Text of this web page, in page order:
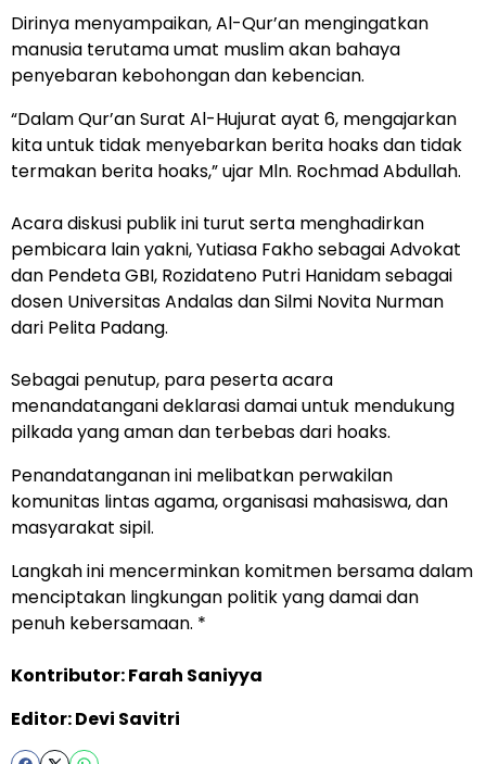
Dirinya menyampaikan, Al-Qur’an mengingatkan
manusia terutama umat muslim akan bahaya
penyebaran kebohongan dan kebencian.
“Dalam Qur’an Surat Al-Hujurat ayat 6, mengajarkan
kita untuk tidak menyebarkan berita hoaks dan tidak
termakan berita hoaks,” ujar Mln. Rochmad Abdullah.
Acara diskusi publik ini turut serta menghadirkan
pembicara lain yakni, Yutiasa Fakho sebagai Advokat
dan Pendeta GBI, Rozidateno Putri Hanidam sebagai
dosen Universitas Andalas dan Silmi Novita Nurman
dari Pelita Padang.
Sebagai penutup, para peserta acara
menandatangani deklarasi damai untuk mendukung
pilkada yang aman dan terbebas dari hoaks.
Penandatanganan ini melibatkan perwakilan
komunitas lintas agama, organisasi mahasiswa, dan
masyarakat sipil.
Langkah ini mencerminkan komitmen bersama dalam
menciptakan lingkungan politik yang damai dan
penuh kebersamaan. *
Kontributor: Farah Saniyya
Editor: Devi Savitri